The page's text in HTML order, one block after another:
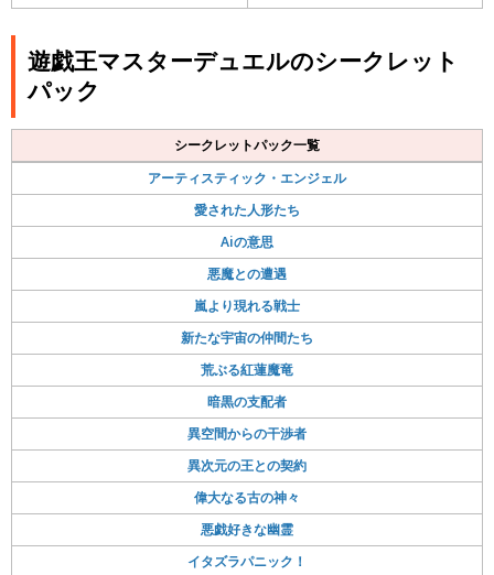
遊戯王マスターデュエルのシークレット
パック
シークレットパック一覧
アーティスティック・エンジェル
愛された人形たち
Aiの意思
悪魔との遭遇
嵐より現れる戦士
新たな宇宙の仲間たち
荒ぶる紅蓮魔竜
暗黒の支配者
異空間からの干渉者
異次元の王との契約
偉大なる古の神々
悪戯好きな幽霊
イタズラパニック！